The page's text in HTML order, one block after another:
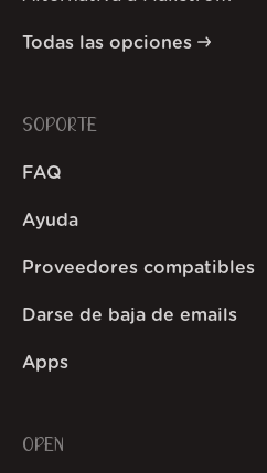
Todas las opciones
SOPORTE
FAQ
Ayuda
Proveedores compatibles
Darse de baja de emails
Apps
OPEN